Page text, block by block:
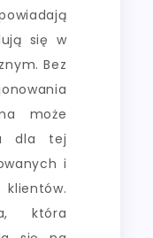
się w
Bez
może
dla tej
i
która